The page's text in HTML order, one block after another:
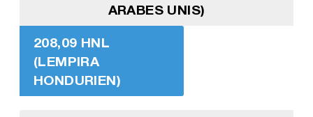
ARABES UNIS)
208,09 HNL
(LEMPIRA
HONDURIEN)